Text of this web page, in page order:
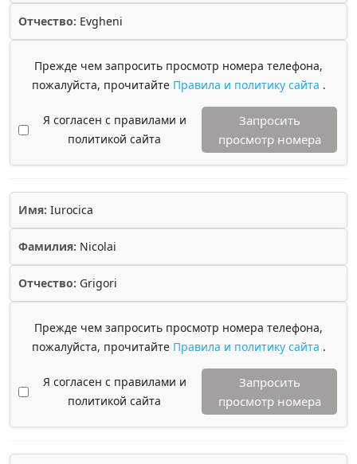
Отчество: Evgheni
Прежде чем запросить просмотр номера телефона,
пожалуйста, прочитайте Правила и политику сайта .
Я согласен с правилами и
политикой сайта
Запросить
просмотр номера
Имя: Iurocica
Фамилия: Nicolai
Отчество: Grigori
Прежде чем запросить просмотр номера телефона,
пожалуйста, прочитайте Правила и политику сайта .
Я согласен с правилами и
политикой сайта
Запросить
просмотр номера